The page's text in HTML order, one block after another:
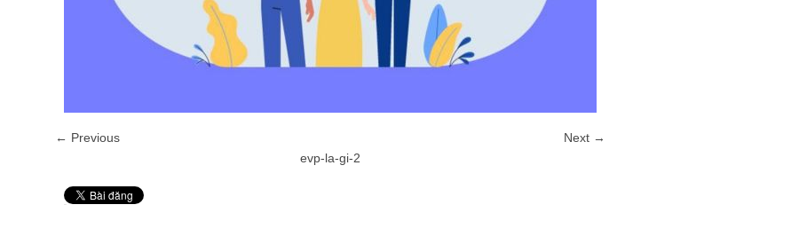
← Previous
Next →
evp-la-gi-2